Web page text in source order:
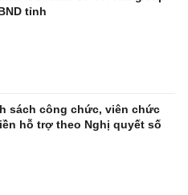
tỉnh
sách công chức, viên chức
hỗ trợ theo Nghị quyết số